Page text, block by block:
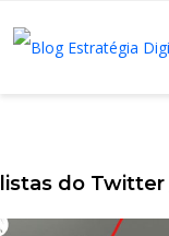
listas do Twitter